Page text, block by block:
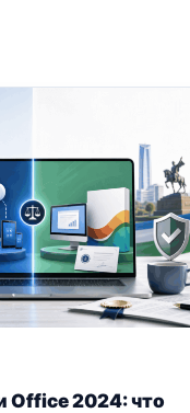
Office 2024: что